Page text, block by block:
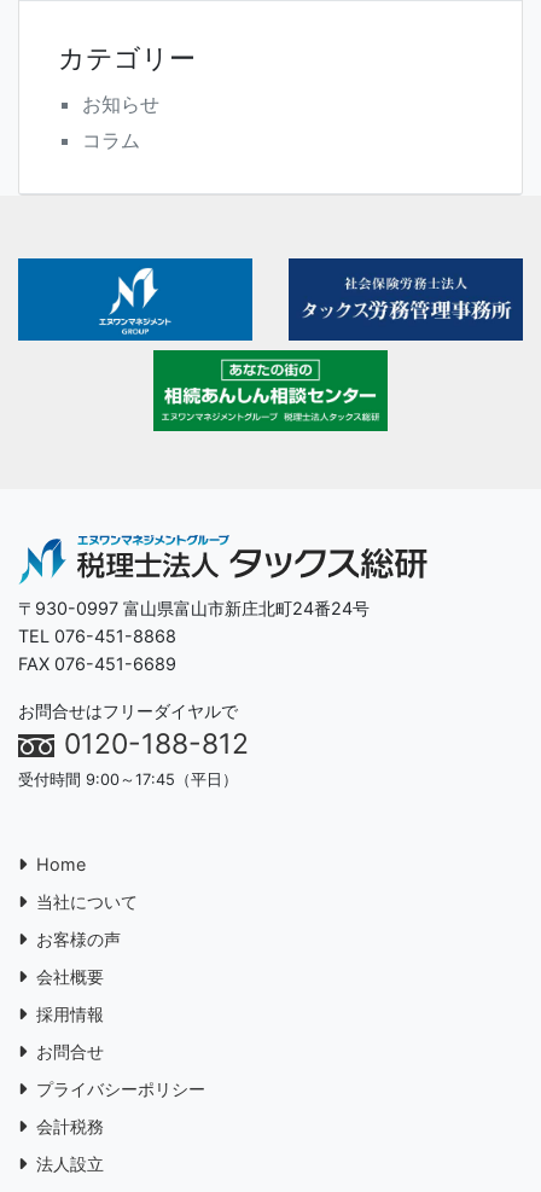
カテゴリー
お知らせ
コラム
〒930-0997 富山県富山市新庄北町24番24号
TEL 076-451-8868
FAX 076-451-6689
お問合せはフリーダイヤルで
0120-188-812
受付時間 9:00～17:45（平日）
Home
当社について
お客様の声
会社概要
採用情報
お問合せ
プライバシーポリシー
会計税務
法人設立